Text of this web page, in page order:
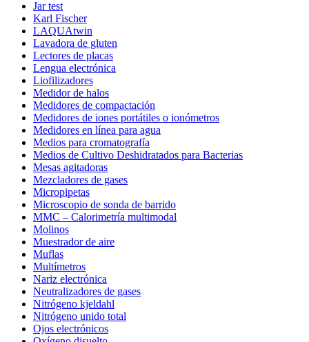
Jar test
Karl Fischer
LAQUAtwin
Lavadora de gluten
Lectores de placas
Lengua electrónica
Liofilizadores
Medidor de halos
Medidores de compactación
Medidores de iones portátiles o ionómetros
Medidores en línea para agua
Medios para cromatografía
Medios de Cultivo Deshidratados para Bacterias
Mesas agitadoras
Mezcladores de gases
Micropipetas
Microscopio de sonda de barrido
MMC – Calorimetría multimodal
Molinos
Muestrador de aire
Muflas
Multímetros
Nariz electrónica
Neutralizadores de gases
Nitrógeno kjeldahl
Nitrógeno unido total
Ojos electrónicos